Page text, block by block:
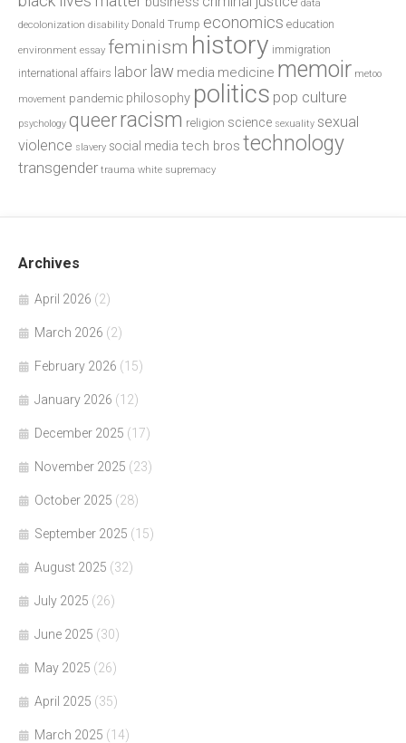
decolonization disability Donald Trump economics education
environment essay feminism history immigration
international affairs labor law media medicine memoir metoo
movement pandemic philosophy politics pop culture
psychology queerracism religion science sexuality sexual
violence slavery social media tech bros technology
transgender trauma white supremacy
Archives
April 2026 (2)
March 2026 (2)
February 2026 (15)
January 2026 (12)
December 2025 (17)
November 2025 (23)
October 2025 (28)
September 2025 (15)
August 2025 (32)
July 2025 (26)
June 2025 (30)
May 2025 (26)
April 2025 (35)
March 2025 (14)